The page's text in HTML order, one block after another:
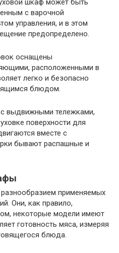
шкаф может быть
с варочной
управления, и в этом
предопределено.
оснащены
расположенными в
легко и безопасно
блюдом.
выдвижными тележками,
поверхности для
вместе с
бывают распашные и
применяемых
Они, как правило,
некоторые модели имеют
готовность мяса, измеряя
блюда.